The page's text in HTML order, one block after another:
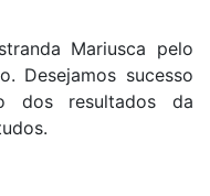
Mariusca pelo
Desejamos sucesso
dos resultados da